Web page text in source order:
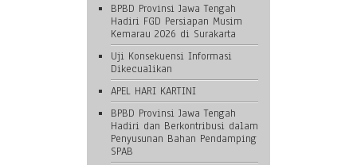
BPBD Provinsi Jawa Tengah
Hadiri FGD Persiapan Musim
Kemarau 2026 di Surakarta
Uji Konsekuensi Informasi
Dikecualikan
APEL HARI KARTINI
BPBD Provinsi Jawa Tengah
Hadiri dan Berkontribusi dalam
Penyusunan Bahan Pendamping
SPAB